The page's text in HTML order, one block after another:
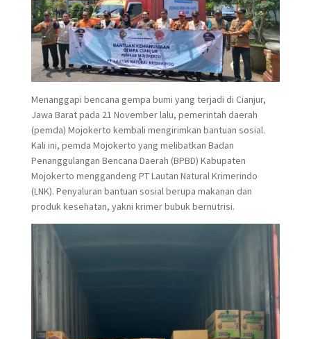
Menanggapi bencana gempa bumi yang terjadi di Cianjur,
Jawa Barat pada 21 November lalu, pemerintah daerah
(pemda) Mojokerto kembali mengirimkan bantuan sosial.
Kali ini, pemda Mojokerto yang melibatkan Badan
Penanggulangan Bencana Daerah (BPBD) Kabupaten
Mojokerto menggandeng PT Lautan Natural Krimerindo
(LNK). Penyaluran bantuan sosial berupa makanan dan
produk kesehatan, yakni krimer bubuk bernutrisi.